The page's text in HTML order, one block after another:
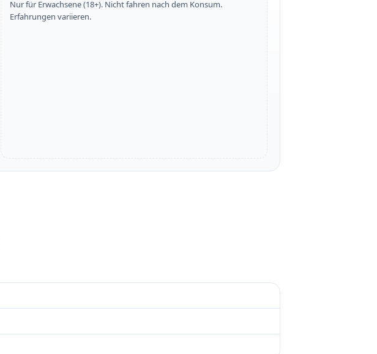
Nur für Erwachsene (18+). Nicht fahren nach dem Konsum.
Erfahrungen variieren.